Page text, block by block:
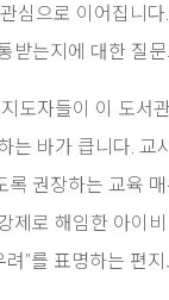
심으로 이어집니
받는지에 대한 질
도자들이 이 도서
는 바가 큽니다. 교
록 권장하는 교육
제로 해임한 아이
려”를 표명하는 편